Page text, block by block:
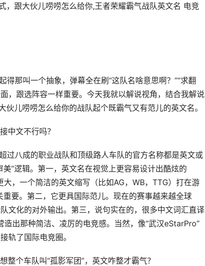
，跟大伙儿唠唠怎么给你,王者荣耀霸气战队英文名 电竞
那叫一个抽象，弹幕全在刷“这队名啥意思啊？”“求翻
，跟选阵容一样重要。今天我就以解说视角，结合我解说
儿唠唠怎么给你的战队起个既霸气又有范儿的英文名。
中文不行吗？
过八成的职业战队和顶级路人车队的官方名称都是英文或
”逻辑。第一，英文名在视觉上更容易设计出酷炫的
，一个简洁的英文缩写（比如AG，WB，TTG）打在游
要。第二，它更具国际范儿。现在的赛事越来越全球
文化的对外输出。第三，说句实在的，很多中文词汇直译
造出那种简洁、凌厉的电竞感。当然，像“武汉eStarPro”
轨了国际电竞圈。
整个车队叫“孤影军团”，英文咋整才霸气？